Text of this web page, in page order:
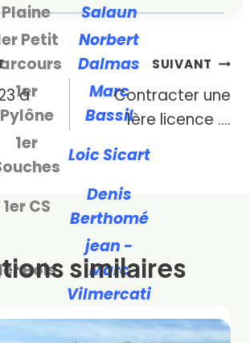
Plaine
Salaun
Petit
Norbert
Dalmas
1er
Pylône
Marc
Bassil
1er
Loic Sicart
1erCS
Denis
Berthomé
Bois
jean -
Marc
Vilmercati
à
SUIVANT
Contracter une
1ère licence ….
similaires